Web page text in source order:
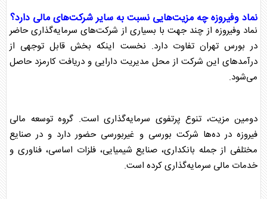
نماد وفیروزهچه مزیت‌هایی نسبت به سایر شرکت‌های مالی دارد؟
نماد وفیروزه از چند جهت با بسیاری از شرکت‌های سرمایه‌گذاری حاضر
در بورس تهران تفاوت دارد. نخست اینکه بخش قابل توجهی از
درآمدهای این شرکت از محل مدیریت دارایی و دریافت کارمزد حاصل
می‌شود.
دومین مزیت، تنوع پرتفوی سرمایه‌گذاری است. گروه توسعه مالی
فیروزهدر ده‌ها شرکت بورسی و غیربورسی حضور دارد و در صنایع
مختلفی از جمله بانکداری، صنایع شیمیایی، فلزات اساسی، فناوری و
خدمات مالی سرمایه‌گذاری کرده است.